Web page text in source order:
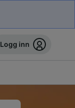
Logg inn